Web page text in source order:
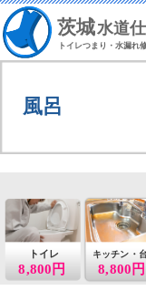
茨城水道
トイレつまり・水漏れ
風呂
8,800円
トイレ
8,800円
キッチン・